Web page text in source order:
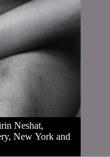
Neshat,
New York and